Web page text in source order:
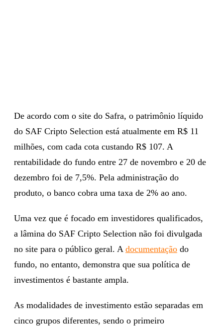
De acordo com o site do Safra, o patrimônio líquido
do SAF Cripto Selection está atualmente em R$ 11
milhões, com cada cota custando R$ 107. A
rentabilidade do fundo entre 27 de novembro e 20 de
dezembro foi de 7,5%. Pela administração do
produto, o banco cobra uma taxa de 2% ao ano.
Uma vez que é focado em investidores qualificados,
a lâmina do SAF Cripto Selection não foi divulgada
no site para o público geral. A documentação do
fundo, no entanto, demonstra que sua política de
investimentos é bastante ampla.
As modalidades de investimento estão separadas em
cinco grupos diferentes, sendo o primeiro